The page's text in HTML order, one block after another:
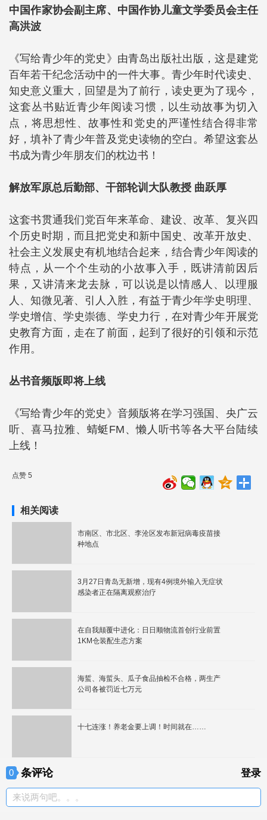
中国作家协会副主席、中国作协儿童文学委员会主任
高洪波
《写给青少年的党史》由青岛出版社出版，这是建党
百年若干纪念活动中的一件大事。青少年时代读史、
知史意义重大，回望是为了前行，读史更为了现今，
这套丛书贴近青少年阅读习惯，以生动故事为切入
点，将思想性、故事性和党史的严谨性结合得非常
好，填补了青少年普及党史读物的空白。希望这套丛
书成为青少年朋友们的枕边书！
解放军原总后勤部、干部轮训大队教授 曲跃厚
这套书贯通我们党百年来革命、建设、改革、复兴四
个历史时期，而且把党史和新中国史、改革开放史、
社会主义发展史有机地结合起来，结合青少年阅读的
特点，从一个个生动的小故事入手，既讲清前因后
果，又讲清来龙去脉，可以说是以情感人、以理服
人、知微见著、引人入胜，有益于青少年学史明理、
学史增信、学史崇德、学史力行，在对青少年开展党
史教育方面，走在了前面，起到了很好的引领和示范
作用。
丛书音频版即将上线
《写给青少年的党史》音频版将在学习强国、央广云
听、喜马拉雅、蜻蜓FM、懒人听书等各大平台陆续
上线！
点赞 5
相关阅读
市南区、市北区、李沧区发布新冠病毒疫苗接
种地点
3月27日青岛无新增，现有4例境外输入无症状
感染者正在隔离观察治疗
在自我颠覆中进化：日日顺物流首创行业前置
1KM仓装配生态方案
海蜇、海蜇头、瓜子食品抽检不合格，两生产
公司各被罚近七万元
十七连涨！养老金要上调！时间就在……
0 条评论 登录
来说两句吧。。。